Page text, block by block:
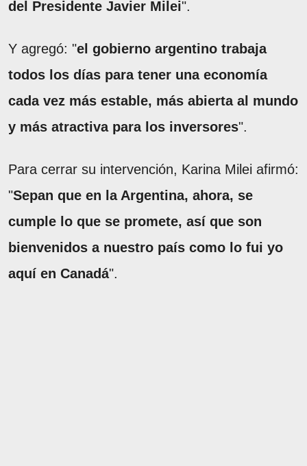
del Presidente Javier Milei".
Y agregó: "el gobierno argentino trabaja
todos los días para tener una economía
cada vez más estable, más abierta al mundo
y más atractiva para los inversores".
Para cerrar su intervención, Karina Milei afirmó:
"Sepan que en la Argentina, ahora, se
cumple lo que se promete, así que son
bienvenidos a nuestro país como lo fui yo
aquí en Canadá".